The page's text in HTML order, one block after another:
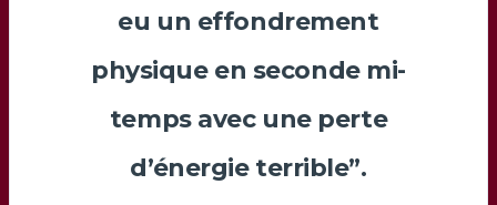
eu un effondrement
physique en seconde mi-
temps avec une perte
d’énergie terrible”.